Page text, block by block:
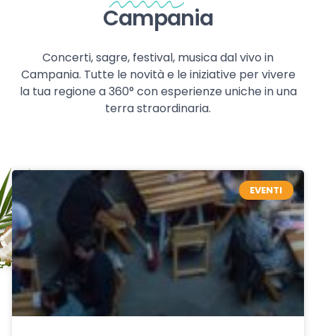
Campania
Concerti, sagre, festival, musica dal vivo in
Campania. Tutte le novità e le iniziative per vivere
la tua regione a 360° con esperienze uniche in una
terra straordinaria.
EVENTI